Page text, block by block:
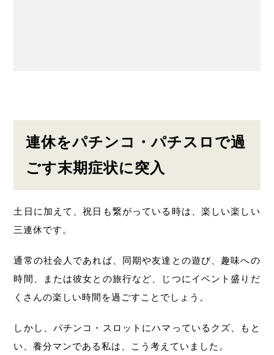
連休をパチンコ・パチスロで過
ごす末期症状に突入
土日に加えて、祝日も繋がっている時は、楽しい楽しい
三連休です。
通常の社会人であれば、同期や友達との遊び、趣味への
時間、または彼女との旅行など、じつにイベント盛りだ
くさんの楽しい時間を過ごすことでしょう。
しかし、パチンコ・スロットにハマっているクズ、もと
い、養分マンである私は、こう考えていました。